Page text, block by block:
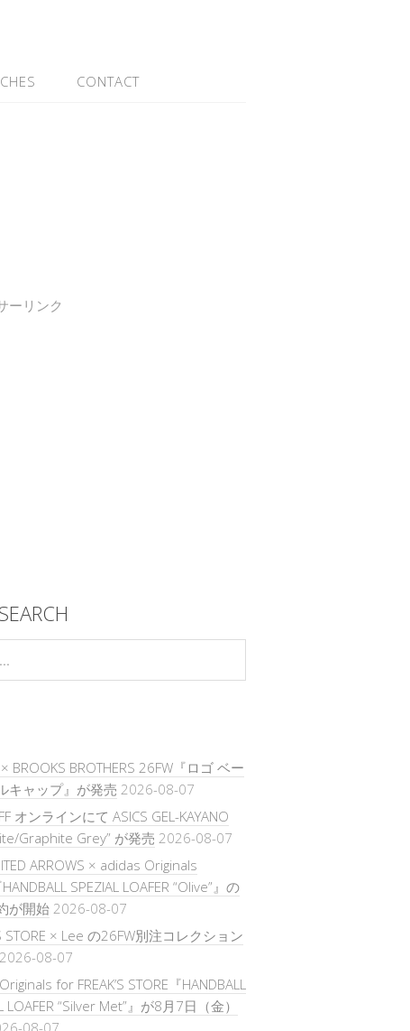
CONTACT
ーリンク
BROOKS BROTHERS 26FW『ロゴ ベー
キャップ』が発売 2026-08-07
オンラインにて ASICS GEL-KAYANO
Graphite Grey” が発売 2026-08-07
ARROWS × adidas Originals
SPEZIAL LOAFER “Olive”』の
が開始 2026-08-07
STORE × Lee の26FW別注コレクション
2026-08-07
for FREAK’S STORE『HANDBALL
LOAFER “Silver Met”』が8月7日（金）
08-07